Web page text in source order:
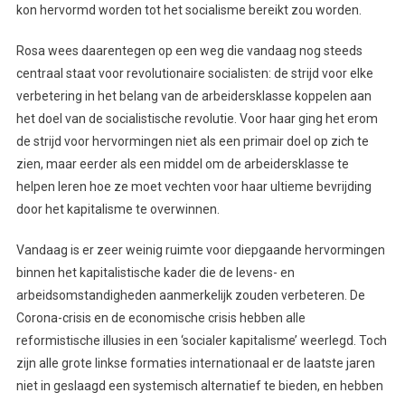
kon hervormd worden tot het socialisme bereikt zou worden.
Rosa wees daarentegen op een weg die vandaag nog steeds
centraal staat voor revolutionaire socialisten: de strijd voor elke
verbetering in het belang van de arbeidersklasse koppelen aan
het doel van de socialistische revolutie. Voor haar ging het erom
de strijd voor hervormingen niet als een primair doel op zich te
zien, maar eerder als een middel om de arbeidersklasse te
helpen leren hoe ze moet vechten voor haar ultieme bevrijding
door het kapitalisme te overwinnen.
Vandaag is er zeer weinig ruimte voor diepgaande hervormingen
binnen het kapitalistische kader die de levens- en
arbeidsomstandigheden aanmerkelijk zouden verbeteren. De
Corona-crisis en de economische crisis hebben alle
reformistische illusies in een ‘socialer kapitalisme’ weerlegd. Toch
zijn alle grote linkse formaties internationaal er de laatste jaren
niet in geslaagd een systemisch alternatief te bieden, en hebben